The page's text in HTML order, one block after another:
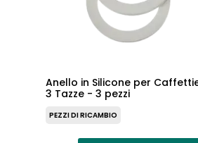
Anello in Silicone per
3 Tazze - 3 pezzi
PEZZI DI RICAMBIO